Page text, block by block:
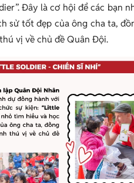
Đây là cơ hội để các bạn
sử tốt đẹp của ông cha ta,
vị về chủ đề Quân Đội.